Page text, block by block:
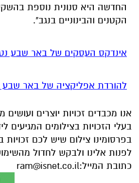
החדשה היא סנונית נוספת
הקטנים והבינוניים בנגב".
אינדקס העסקים של באר שבע
להורדת אפליקציה של באר שבע
אנו מכבדים זכויות יוצרים
בעלי הזכויות בצילומים המגיעים
בפרסומינו צילום שיש לכם
לפנות אלינו ולבקש לחדול
כתובת המייל:ram@isnet.co.il